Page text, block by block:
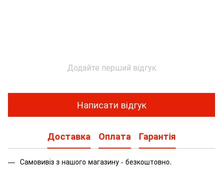
Додайте перший відгук
Написати відгук
Доставка Оплата Гарантія
Самовивіз з нашого магазину - безкоштовно.